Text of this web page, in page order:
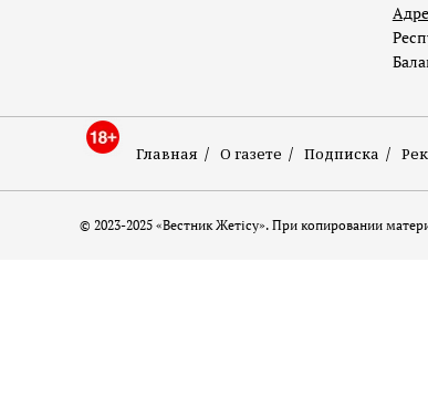
Главная О газете Подписка
© 2023-2025 «Вестник Жетісу». При копировании